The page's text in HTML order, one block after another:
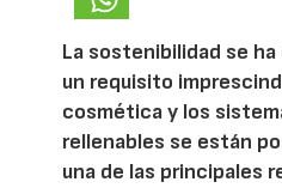
La sostenibilidad se
un requisito
cosmética y los
rellenables se están
una de las principales